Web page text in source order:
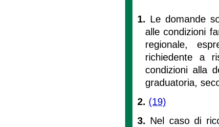
1. Le domande
alle condizioni
regionale,
richiedente a
condizioni alla
graduatoria,
2. (19)
3. Nel caso di